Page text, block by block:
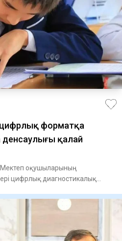
форматқа
денсаулығы қалай
оқушыларының
цифрлық диагностикалық